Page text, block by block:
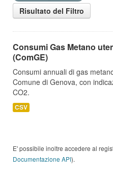
Risultato del Filtro
Consumi Gas Metano
(ComGE)
Consumi annuali di gas
Comune di Genova, con
CO2.
CSV
E' possibile inoltre accedere al
Documentazione API).